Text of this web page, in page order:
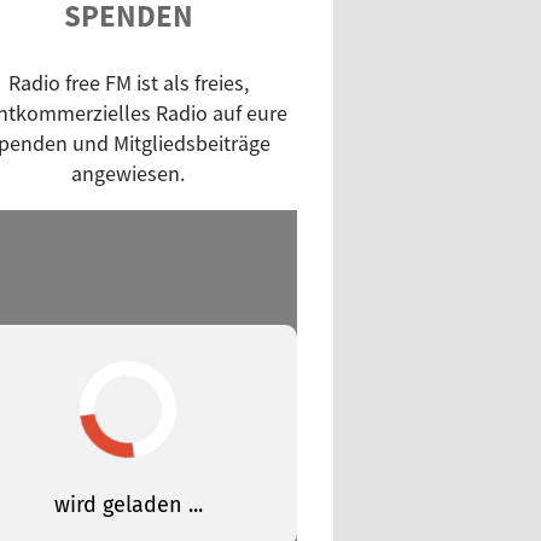
Cuts
up!
Morning
SPENDEN
Radio free FM ist als freies,
Radio auf eure
und Mitgliedsbeiträge
angewiesen.